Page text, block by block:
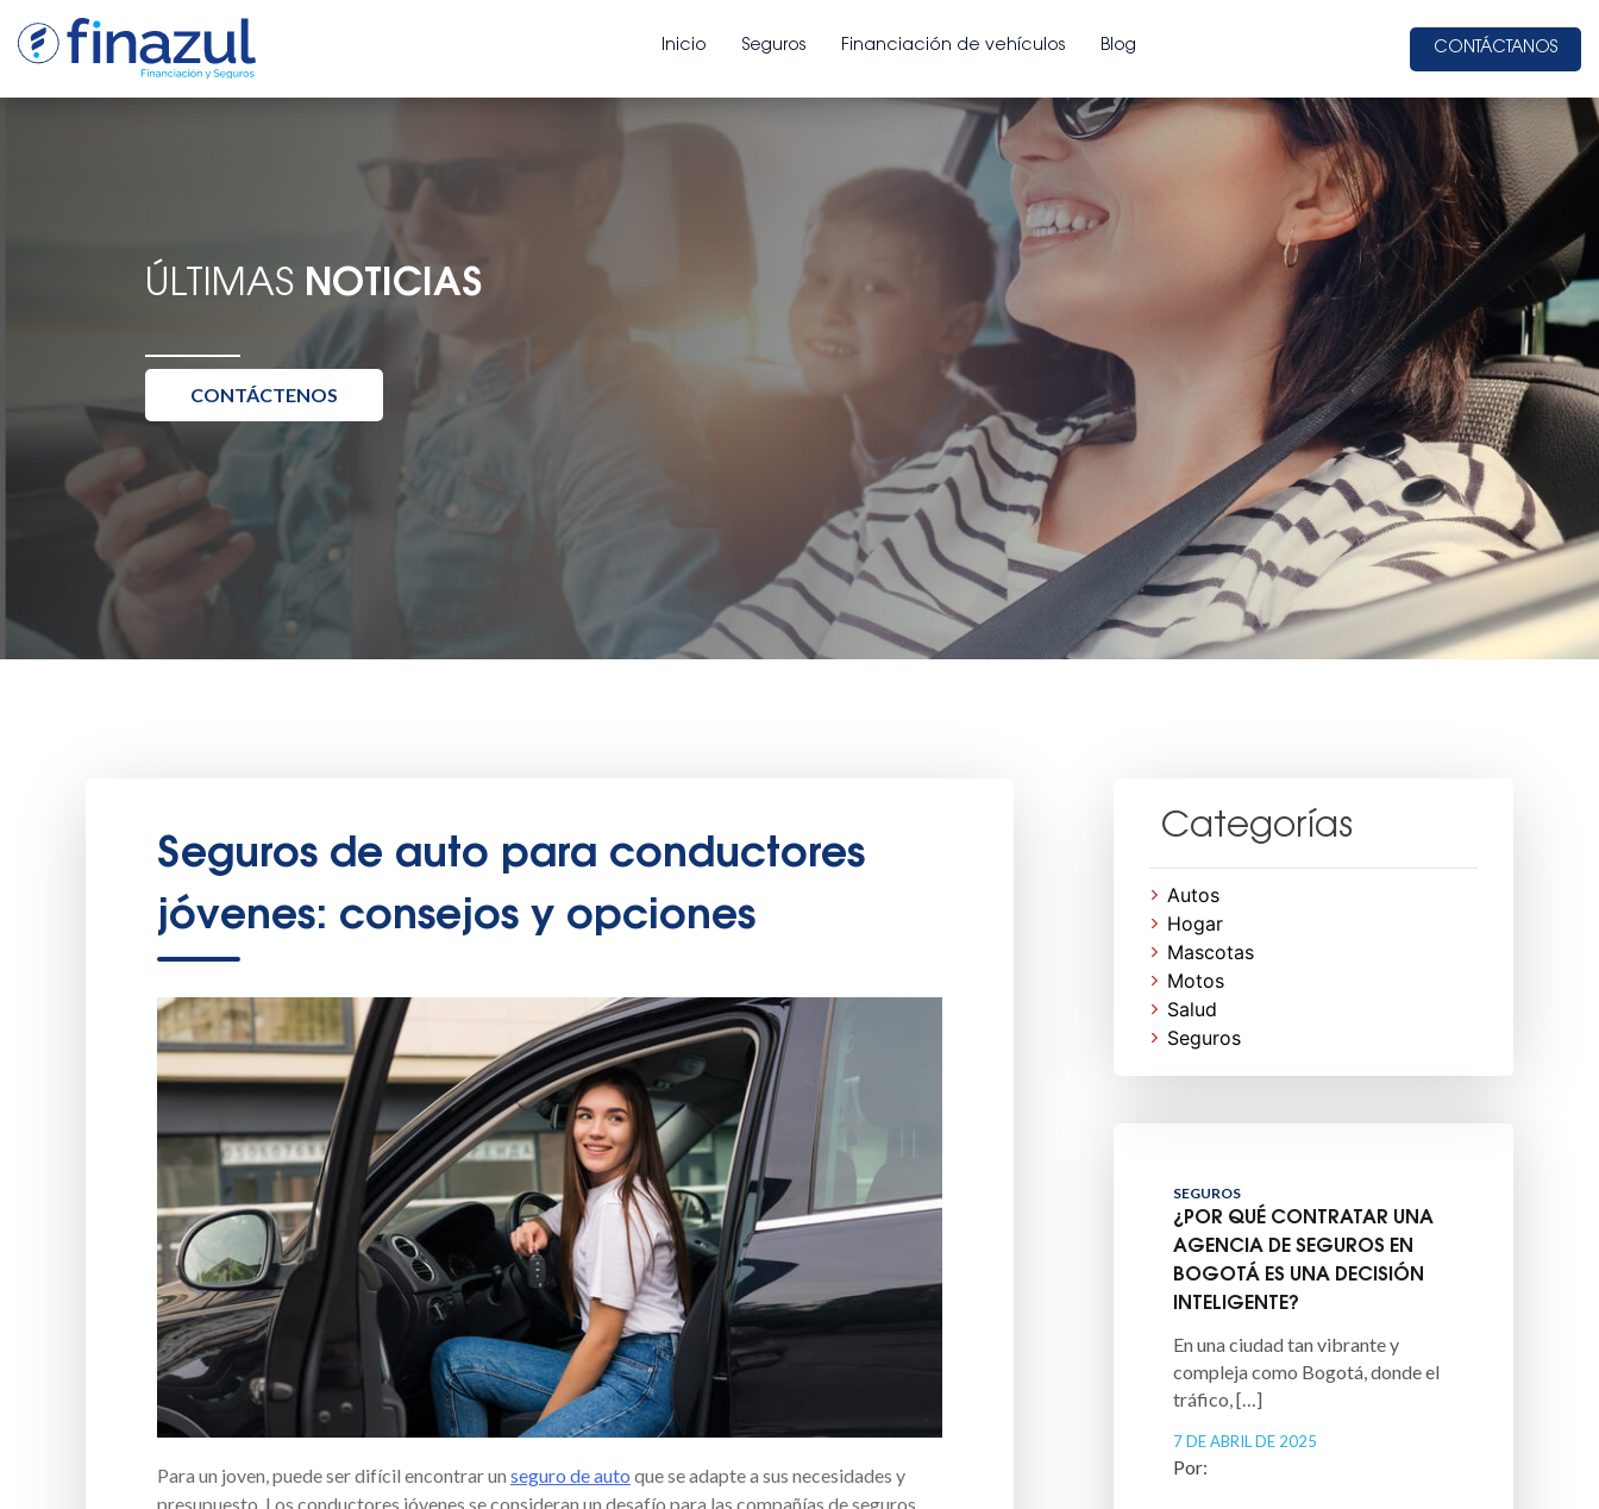
Inicio Seguros Financiación de vehículos Blog CONTÁCTANOS
ÚLTIMAS NOTICIAS
CONTÁCTENOS
Seguros de auto para conductores
jóvenes: consejos y opciones
Para un joven, puede ser difícil encontrar un seguro de auto que se adapte a sus necesidades y
presupuesto. Los conductores jóvenes se consideran un desafío para las compañías de seguros
Categorías
Autos
Hogar
Mascotas
Motos
Salud
Seguros
SEGUROS
¿POR QUÉ CONTRATAR UNA
AGENCIA DE SEGUROS EN
BOGOTÁ ES UNA DECISIÓN
INTELIGENTE?
En una ciudad tan vibrante y
compleja como Bogotá, donde el
tráfico, […]
7 DE ABRIL DE 2025